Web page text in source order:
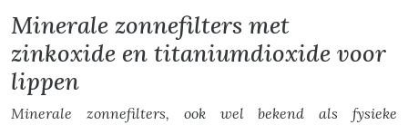
Minerale zonnefilters met
zinkoxide en titaniumdioxide voor
lippen
Minerale zonnefilters, ook wel bekend als fysieke